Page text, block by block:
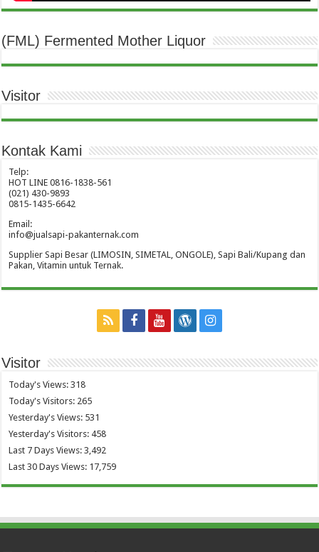
(FML) Fermented Mother Liquor
Visitor
Kontak Kami
Telp:
HOT LINE 0816-1838-561
(021) 430-9893
0815-1435-6642
Email:
info@jualsapi-pakanternak.com
Supplier Sapi Besar (LIMOSIN, SIMETAL, ONGOLE), Sapi Bali/Kupang dan
Pakan, Vitamin untuk Ternak.
Visitor
Today's Views:318
Today's Visitors: 265
Yesterday's Views: 531
Yesterday's Visitors: 458
Last 7 Days Views:3,492
Last 30 Days Views: 17,759